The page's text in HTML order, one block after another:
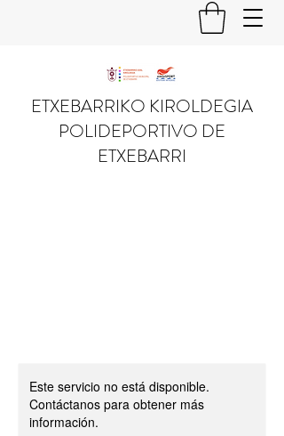
ETXEBARRIKO KIROLDEGIA
POLIDEPORTIVO DE
ETXEBARRI
Este servicio no está disponible.
Contáctanos para obtener más
información.